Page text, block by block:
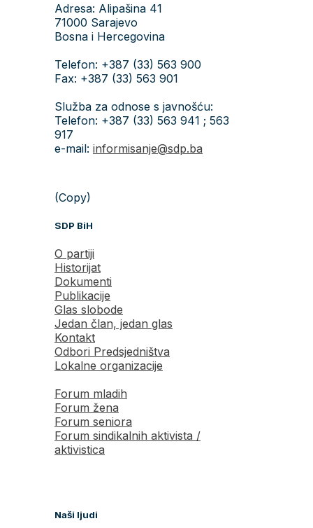
Adresa: Alipašina 41
71000 Sarajevo
Bosna i Hercegovina
Telefon: +387 (33) 563 900
Fax: +387 (33) 563 901
Služba za odnose s javnošću:
Telefon: +387 (33) 563 941 ; 563
917
e-mail: informisanje@sdp.ba
(Copy)
SDP BiH
O partiji
Historijat
Dokumenti
Publikacije
Glas slobode
Jedan član, jedan glas
Kontakt
Odbori Predsjedništva
Lokalne organizacije
Forum mladih
Forum žena
Forum seniora
Forum sindikalnih aktivista /
aktivistica
Naši ljudi